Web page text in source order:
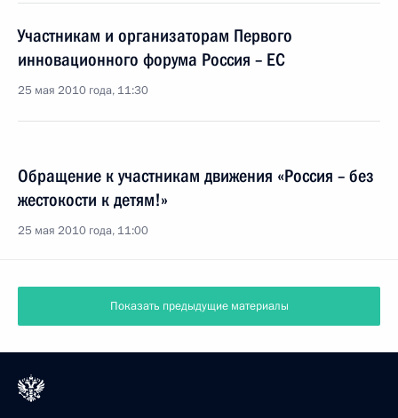
Участникам и организаторам Первого
инновационного форума Россия – ЕС
25 мая 2010 года, 11:30
Обращение к участникам движения «Россия – без
жестокости к детям!»
25 мая 2010 года, 11:00
Показать предыдущие материалы